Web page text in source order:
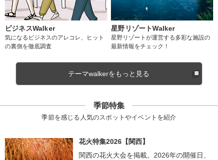
ビジネスWalker
気になるビジネスのアレコレ、ヒット
の裏側を徹底調査
星野リゾートWalker
星野リゾートが運営する多彩な施設の
最新情報をチェック！
テーマwalkerをもっと見る
季節特集
季節を感じる人気のスポットやイベントを紹介
花火特集2026【関西】
関西の花火大会を掲載。2026年の開催日、